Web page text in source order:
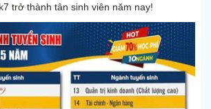
trở thành tân sinh viên năm nay!